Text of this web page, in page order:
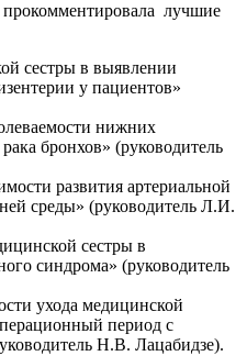
прокомментировала лучшие
сестры в выявлении
у пациентов»
нижних
бронхов» (руководитель
развития артериальной
среды» (руководитель Л.И.
сестры в
синдрома» (руководитель
ухода медицинской
период с
Н.В. Лацабидзе).